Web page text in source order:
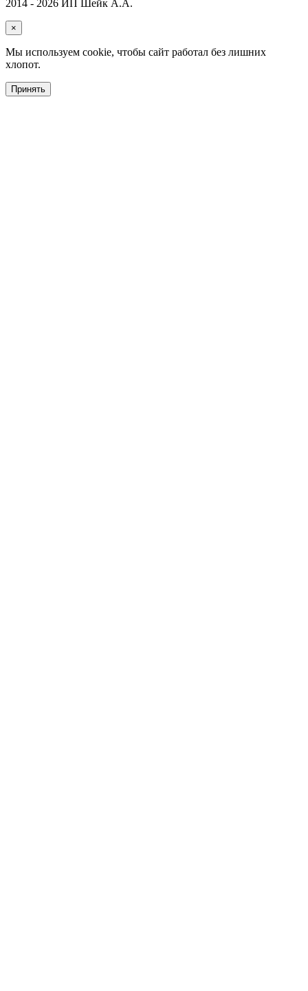
2014 - 2026 ИП Шейк А.А.
×
Мы используем cookie, чтобы сайт работал без лишних
хлопот.
Принять